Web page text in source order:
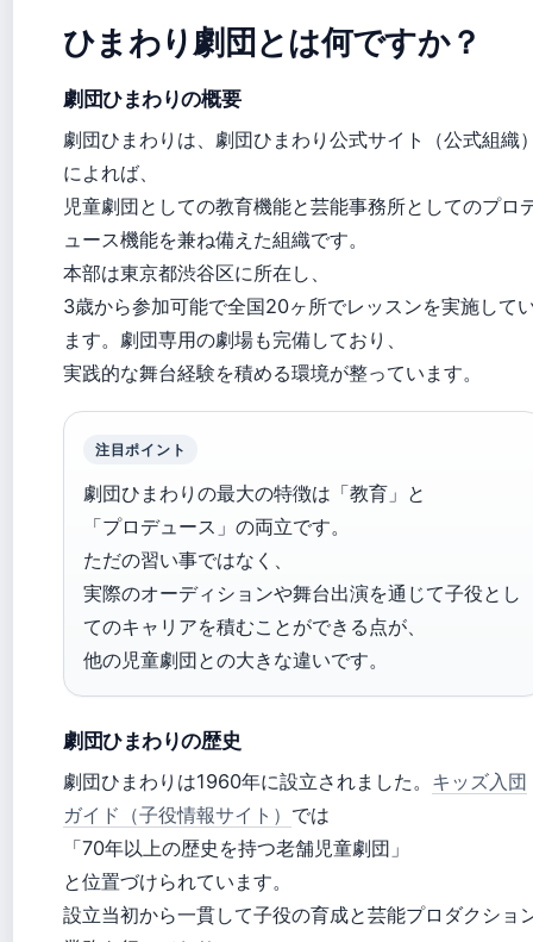
ひまわり劇団とは何ですか？
劇団ひまわりの概要
劇団ひまわりは、劇団ひまわり公式サイト（公式組織
によれば、
児童劇団としての教育機能と芸能事務所としてのプロ
ュース機能を兼ね備えた組織です。
本部は東京都渋谷区に所在し、
3歳から参加可能で全国20ヶ所でレッスンを実施して
ます。劇団専用の劇場も完備しており、
実践的な舞台経験を積める環境が整っています。
注目ポイント
劇団ひまわりの最大の特徴は「教育」と
「プロデュース」の両立です。
ただの習い事ではなく、
実際のオーディションや舞台出演を通じて子役とし
てのキャリアを積むことができる点が、
他の児童劇団との大きな違いです。
劇団ひまわりの歴史
劇団ひまわりは1960年に設立されました。 キッズ入団
ガイド（子役情報サイト） では
「70年以上の歴史を持つ老舗児童劇団」
と位置づけられています。
設立当初から一貫して子役の育成と芸能プロダクショ